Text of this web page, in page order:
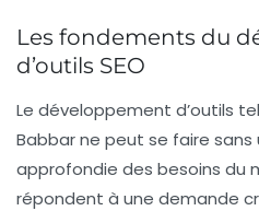
Les fondements du
d’outils SEO
Le développement d’outils
Babbarne peut se faire sans
approfondie des besoins du
répondent à une demande